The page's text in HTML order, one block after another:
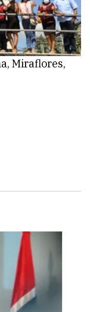
Miraflores,